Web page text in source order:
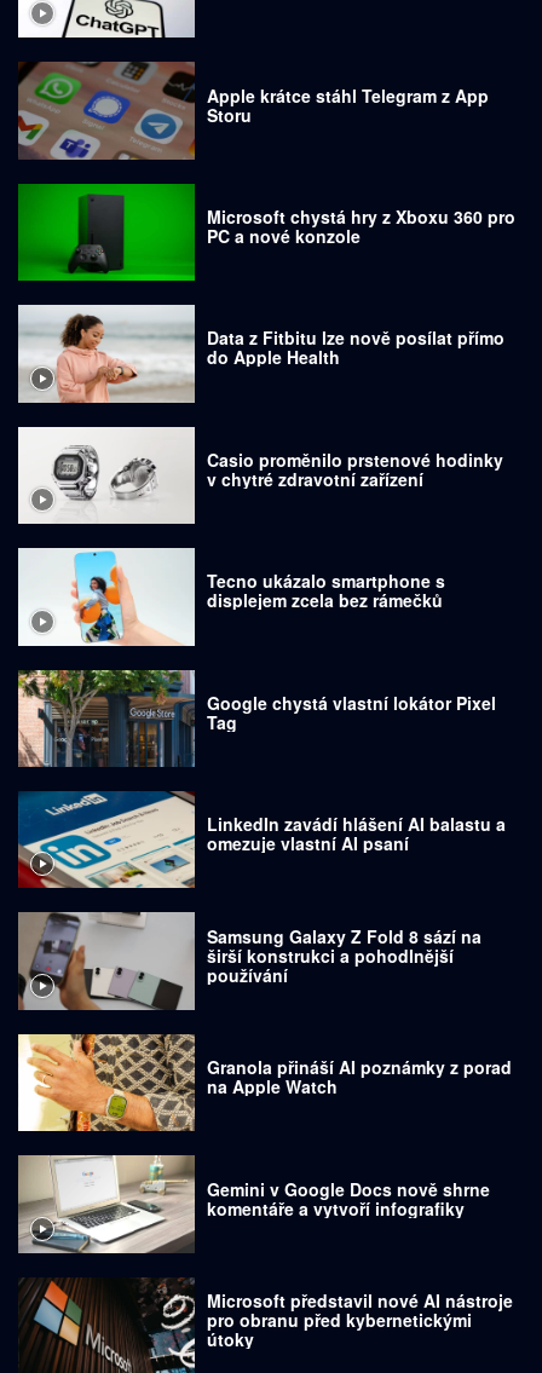
Apple krátce stáhl Telegram z App
Storu
Microsoft chystá hry z Xboxu 360 pro
PC a nové konzole
Data z Fitbitu lze nově posílat přímo
do Apple Health
Casio proměnilo prstenové hodinky
v chytré zdravotní zařízení
Tecno ukázalo smartphone s
displejem zcela bez rámečků
Google chystá vlastní lokátor Pixel
Tag
LinkedIn zavádí hlášení AI balastu a
omezuje vlastní AI psaní
Samsung Galaxy Z Fold 8 sází na
širší konstrukci a pohodlnější
používání
Granola přináší AI poznámky z porad
na Apple Watch
Gemini v Google Docs nově shrne
komentáře a vytvoří infografiky
Microsoft představil nové AI nástroje
pro obranu před kybernetickými
útoky